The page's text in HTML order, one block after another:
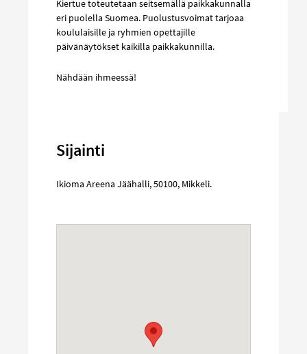
Kiertue toteutetaan seitsemällä paikkakunnalla
eri puolella Suomea. Puolustusvoimat tarjoaa
koululaisille ja ryhmien opettajille
päivänäytökset kaikilla paikkakunnilla.
Nähdään ihmeessä!
Sijainti
Ikioma Areena Jäähalli,50100, Mikkeli.